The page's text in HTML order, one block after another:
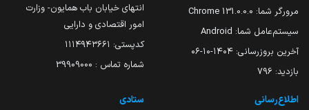
مرورگر شما: 131.0.0.0 Chrome
سیستم‌عامل شما: Android
آخرین بروزرسانی: ۱۴۰۴-۱۰-۰۶
بازدید: 796
انتهای خیابان باب همایون- وزارت
امور اقتصادی و دارایی
کدپستی: ۱۱۱۴۹۴۳۶۶۱
شماره تماس : 39909000
اطلاع‌رسانی ستادی